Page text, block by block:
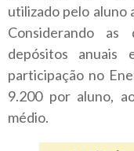
utilizado pelo aluno
Considerando
depósitos
participação no
9.200 por aluno,
médio.